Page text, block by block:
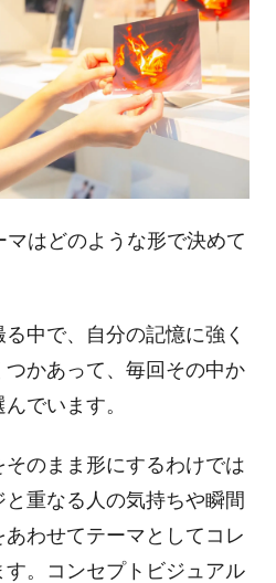
はどのような形で決めて
中で、自分の記憶に強く
かあって、毎回その中か
でいます。
のまま形にするわけでは
重なる人の気持ちや瞬間
わせてテーマとしてコレ
。コンセプトビジュアル